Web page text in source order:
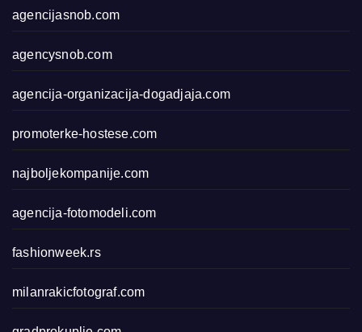
agencijasnob.com
agencysnob.com
agencija-organizacija-dogadjaja.com
promoterke-hostese.com
najboljekompanije.com
agencija-fotomodeli.com
fashionweek.rs
milanrakicfotograf.com